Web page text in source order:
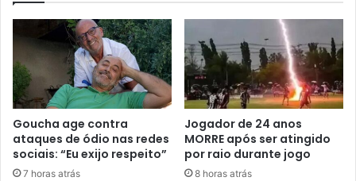
Goucha age contra
ataques de ódio nas redes
sociais: “Eu exijo respeito”
7 horas atrás
Jogador de 24 anos
MORRE após ser atingido
por raio durante jogo
8 horas atrás